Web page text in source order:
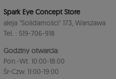
Spark Eye Concept Store
aleja "Solidarności" 173, Warszawa
Tel. : 519-706-918
Godziny otwarcia:
Pon.-Wt. 10:00-18:00
Śr-Czw. 11:00-19:00